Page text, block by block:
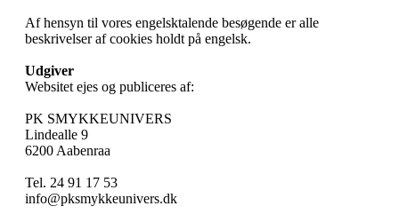
Af hensyn til vores engelsktalende besøgende er alle
beskrivelser af cookies holdt på engelsk.
Udgiver
Websitet ejes og publiceres af:
PK SMYKKEUNIVERS
Lindealle 9
6200 Aabenraa
Tel. 24 91 17 53
info@pksmykkeunivers.dk